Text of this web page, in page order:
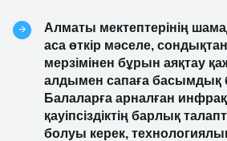
Алматы мектептерінің
аса өткір мәселе,
мерзімінен бұрын аяқтау
алдымен сапаға басымдық
Балаларға арналған
қауіпсіздіктің барлық
болуы керек,